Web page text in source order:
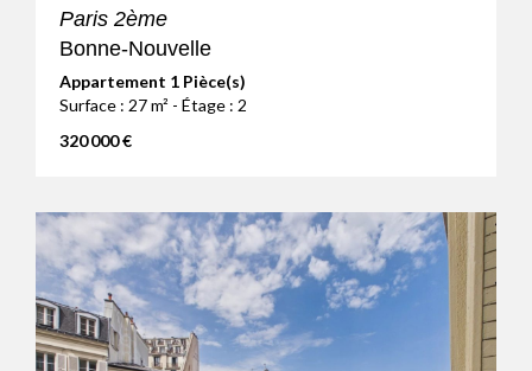
Paris 2ème
Bonne-Nouvelle
Appartement 1 Pièce(s)
Surface : 27 m² - Étage : 2
320 000 €